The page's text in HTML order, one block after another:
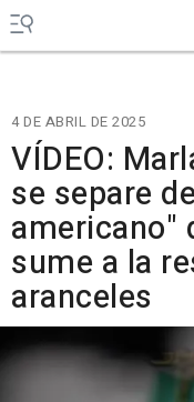
4 DE ABRIL DE 2025
VÍDEO:
se separe
americano"
sume a la
aranceles